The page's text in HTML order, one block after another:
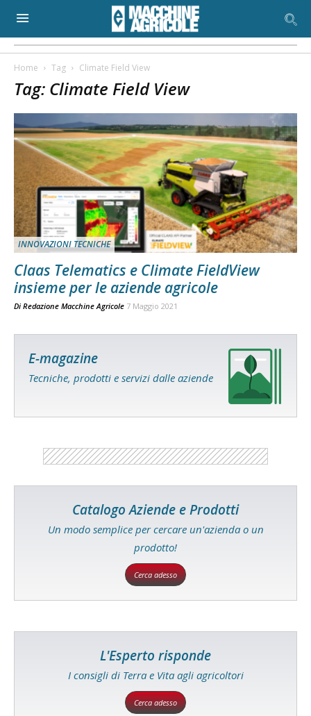
Home Tag Climate Field View
Tag: Climate Field View
INNOVAZIONI TECNICHE
Claas Telematics e Climate FieldView
insieme per le aziende agricole
Di Redazione Macchine Agricole 7 Maggio 2021
E-magazine
Tecniche, prodotti e servizi dalle aziende
Catalogo Aziende e Prodotti
Un modo semplice per cercare un'azienda o un
prodotto!
Cerca adesso
L'Esperto risponde
I consigli di Terra e Vita agli agricoltori
Cerca adesso